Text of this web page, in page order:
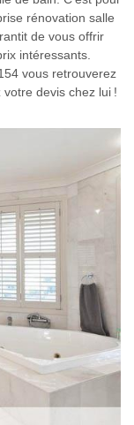
rénovation salle
de vous offrir
intéressants.
vous retrouverez
devis chez lui !